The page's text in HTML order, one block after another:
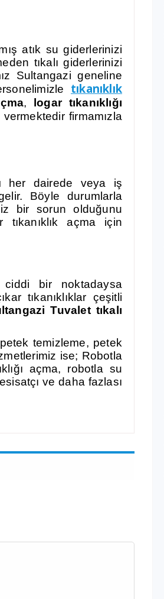
atık su giderlerinizi
tıkalı giderlerinizi
Sultangazi geneline
tıkanıklık
,
logar tıkanıklığı
firmamızla
her dairede veya iş
Böyle durumlarla
bir sorun olduğunu
tıkanıklık açma için
ciddi bir noktadaysa
tıkanıklıklar çeşitli
Tuvalet tıkalı
temizleme, petek
ise; Robotla
açma, robotla su
ve daha fazlası